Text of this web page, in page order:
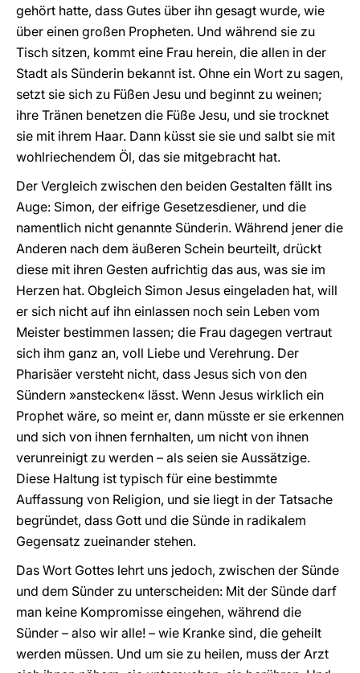
gehört hatte, dass Gutes über ihn gesagt wurde, wie
über einen großen Propheten. Und während sie zu
Tisch sitzen, kommt eine Frau herein, die allen in der
Stadt als Sünderin bekannt ist. Ohne ein Wort zu sagen,
setzt sie sich zu Füßen Jesu und beginnt zu weinen;
ihre Tränen benetzen die Füße Jesu, und sie trocknet
sie mit ihrem Haar. Dann küsst sie sie und salbt sie mit
wohlriechendem Öl, das sie mitgebracht hat.
Der Vergleich zwischen den beiden Gestalten fällt ins
Auge: Simon, der eifrige Gesetzesdiener, und die
namentlich nicht genannte Sünderin. Während jener die
Anderen nach dem äußeren Schein beurteilt, drückt
diese mit ihren Gesten aufrichtig das aus, was sie im
Herzen hat. Obgleich Simon Jesus eingeladen hat, will
er sich nicht auf ihn einlassen noch sein Leben vom
Meister bestimmen lassen; die Frau dagegen vertraut
sich ihm ganz an, voll Liebe und Verehrung. Der
Pharisäer versteht nicht, dass Jesus sich von den
Sündern »anstecken« lässt. Wenn Jesus wirklich ein
Prophet wäre, so meint er, dann müsste er sie erkennen
und sich von ihnen fernhalten, um nicht von ihnen
verunreinigt zu werden – als seien sie Aussätzige.
Diese Haltung ist typisch für eine bestimmte
Auffassung von Religion, und sie liegt in der Tatsache
begründet, dass Gott und die Sünde in radikalem
Gegensatz zueinander stehen.
Das Wort Gottes lehrt uns jedoch, zwischen der Sünde
und dem Sünder zu unterscheiden: Mit der Sünde darf
man keine Kompromisse eingehen, während die
Sünder – also wir alle! – wie Kranke sind, die geheilt
werden müssen. Und um sie zu heilen, muss der Arzt